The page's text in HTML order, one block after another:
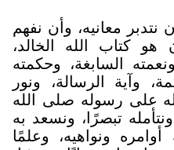
معانيه، وأن نفهم
كتاب الله الخالد،
السابغة، وحكمته
وآية الرسالة، ونور
على رسوله صلى الله
تبصرًا، ونسعد به
ونواهيه، وعلمًا